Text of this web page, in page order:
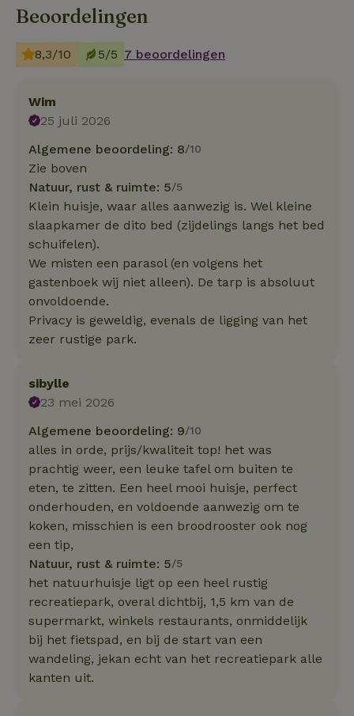
Beoordelingen
8,3/10 5/5 7 beoordelingen
Wim
25 juli 2026
Algemene beoordeling: 8/10
Zie boven
Natuur, rust & ruimte: 5/5
Klein huisje, waar alles aanwezig is. Wel kleine
slaapkamer de dito bed (zijdelings langs het bed
schuifelen).
We misten een parasol (en volgens het
gastenboek wij niet alleen). De tarp is absoluut
onvoldoende.
Privacy is geweldig, evenals de ligging van het
zeer rustige park.
sibylle
23 mei 2026
Algemene beoordeling: 9/10
alles in orde, prijs/kwaliteit top! het was
prachtig weer, een leuke tafel om buiten te
eten, te zitten. Een heel mooi huisje, perfect
onderhouden, en voldoende aanwezig om te
koken, misschien is een broodrooster ook nog
een tip,
Natuur, rust & ruimte: 5/5
het natuurhuisje ligt op een heel rustig
recreatiepark, overal dichtbij, 1,5 km van de
supermarkt, winkels restaurants, onmiddelijk
bij het fietspad, en bij de start van een
wandeling, jekan echt van het recreatiepark alle
kanten uit.